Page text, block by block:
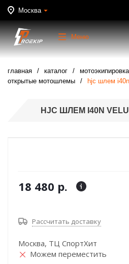
Москва
Меню
главная каталог мотоэкипировка
открытые мотошлемы
hjc шлем
HJC ШЛЕМ I40N
18 480 р.
Рассчитать доставку
Москва, ТЦ СпортХит
Можем переместить